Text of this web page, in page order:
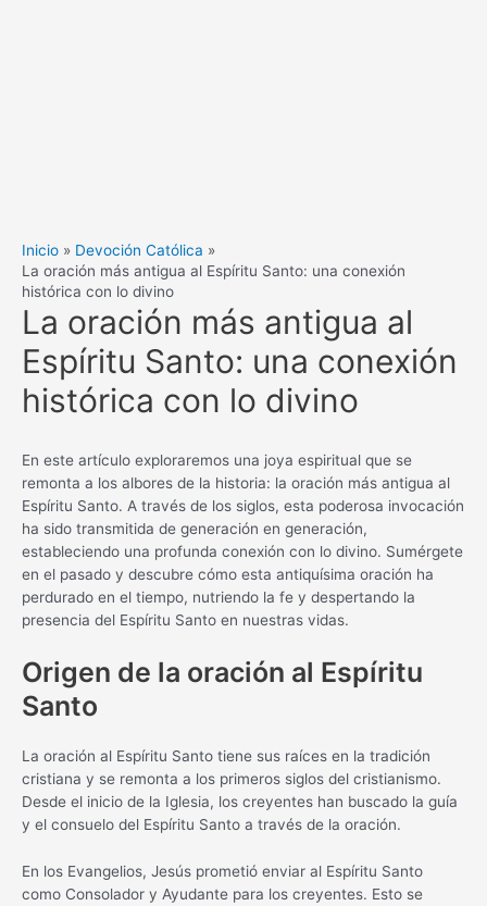
Inicio
Devoción Católica
La oración más antigua al Espíritu Santo: una conexión
histórica con lo divino
La oración más antigua al
Espíritu Santo: una conexión
histórica con lo divino
En este artículo exploraremos una joya espiritual que se
remonta a los albores de la historia: la oración más antigua al
Espíritu Santo. A través de los siglos, esta poderosa invocación
ha sido transmitida de generación en generación,
estableciendo una profunda conexión con lo divino. Sumérgete
en el pasado y descubre cómo esta antiquísima oración ha
perdurado en el tiempo, nutriendo la fe y despertando la
presencia del Espíritu Santo en nuestras vidas.
Origen de la oración al Espíritu
Santo
La oración al Espíritu Santo tiene sus raíces en la tradición
cristiana y se remonta a los primeros siglos del cristianismo.
Desde el inicio de la Iglesia, los creyentes han buscado la guía
y el consuelo del Espíritu Santo a través de la oración.
En los Evangelios, Jesús prometió enviar al Espíritu Santo
como Consolador y Ayudante para los creyentes. Esto se